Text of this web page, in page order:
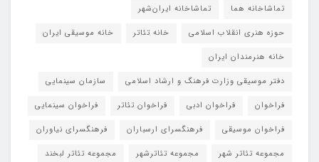
تماشاخانه هما
تماشاخانه‌ ایران‌شهر
حوزه هنری انقلاب اسلامی
خانه تئاتر
خانه موسیقی ایران
خانه هنرمندان ایران
دفتر موسیقی وزارت فرهنگ و ارشاد اسلامی
سازمان سینمایی
فراخوان
فراخوان ادبی فراخوان تئاتر
فراخوان سینمایی
فراخوان موسیقی
فرهنگسرای ارسباران
فرهنگسرای نیاوران
مجموعه تئاتر شهر
مجموعه تئاترشهر
مجموعه تئاتر لبخند